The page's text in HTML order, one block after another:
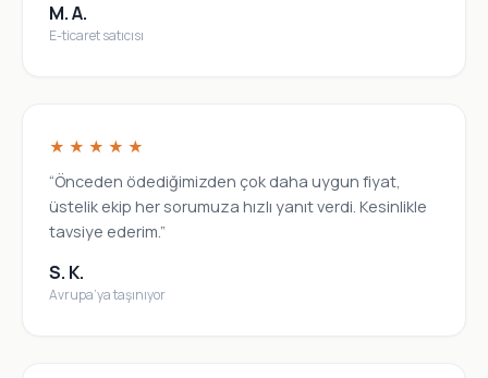
M. A.
E-ticaret satıcısı
★★★★★
“Önceden ödediğimizden çok daha uygun fiyat,
üstelik ekip her sorumuza hızlı yanıt verdi. Kesinlikle
tavsiye ederim.”
S. K.
Avrupa’ya taşınıyor